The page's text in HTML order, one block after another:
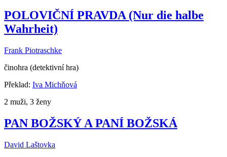
POLOVIČNÍ PRAVDA (Nur die halbe
Wahrheit)
Frank Piotraschke
činohra (detektivní hra)
Překlad: Iva Michňová
2 muži, 3 ženy
PAN BOŽSKÝ A PANÍ BOŽSKÁ
David Laštovka